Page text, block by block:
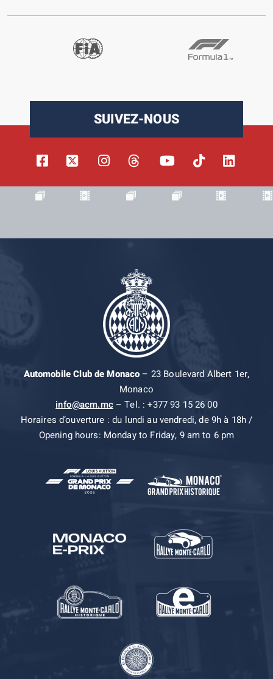
SUIVEZ-NOUS
Automobile Club de Monaco– 23 Boulevard Albert 1er,
Monaco
info@acm.mc– Tel. : +377 93 15 26 00
Horaires d’ouverture : du lundi au vendredi, de 9h à 18h /
Opening hours: Monday to Friday, 9 am to 6 pm